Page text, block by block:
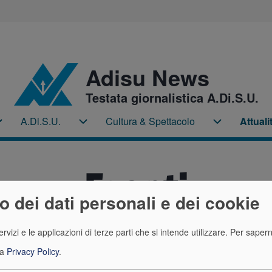
Adisu News
Testata giornalistica A.Di.S.U.
A.Di.S.U.
A.Di.S.U. sub-navigation
Cultura & Spettacolo
Eventi
dei dati personali e dei cookie
e le applicazioni di terze parti che si intende utilizzare. Per
Privacy Policy.